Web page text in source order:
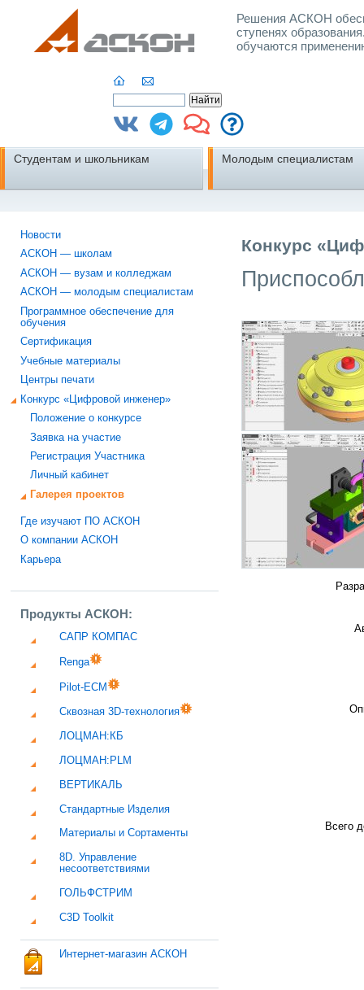
Решения АСКОН
ступенях
обучаются
Студентам и школьникам Молодым специалистам
Новости
АСКОН — школам
АСКОН — вузам и колледжам
АСКОН — молодым специалистам
Программное обеспечение для
обучения
Сертификация
Учебные материалы
Центры печати
Конкурс «Цифровой инженер»
Положение о конкурсе
Заявка на участие
Регистрация Участника
Личный кабинет
Галерея проектов
Где изучают ПО АСКОН
О компании АСКОН
Карьера
Продукты АСКОН:
САПР КОМПАС
Renga
Pilot-ECM
Сквозная 3D-технология
ЛОЦМАН:КБ
ЛОЦМАН:PLM
ВЕРТИКАЛЬ
Стандартные Изделия
Материалы и Сортаменты
8D. Управление
несоответствиями
ГОЛЬФСТРИМ
C3D Toolkit
Интернет-магазин АСКОН
Конкурс
Всего